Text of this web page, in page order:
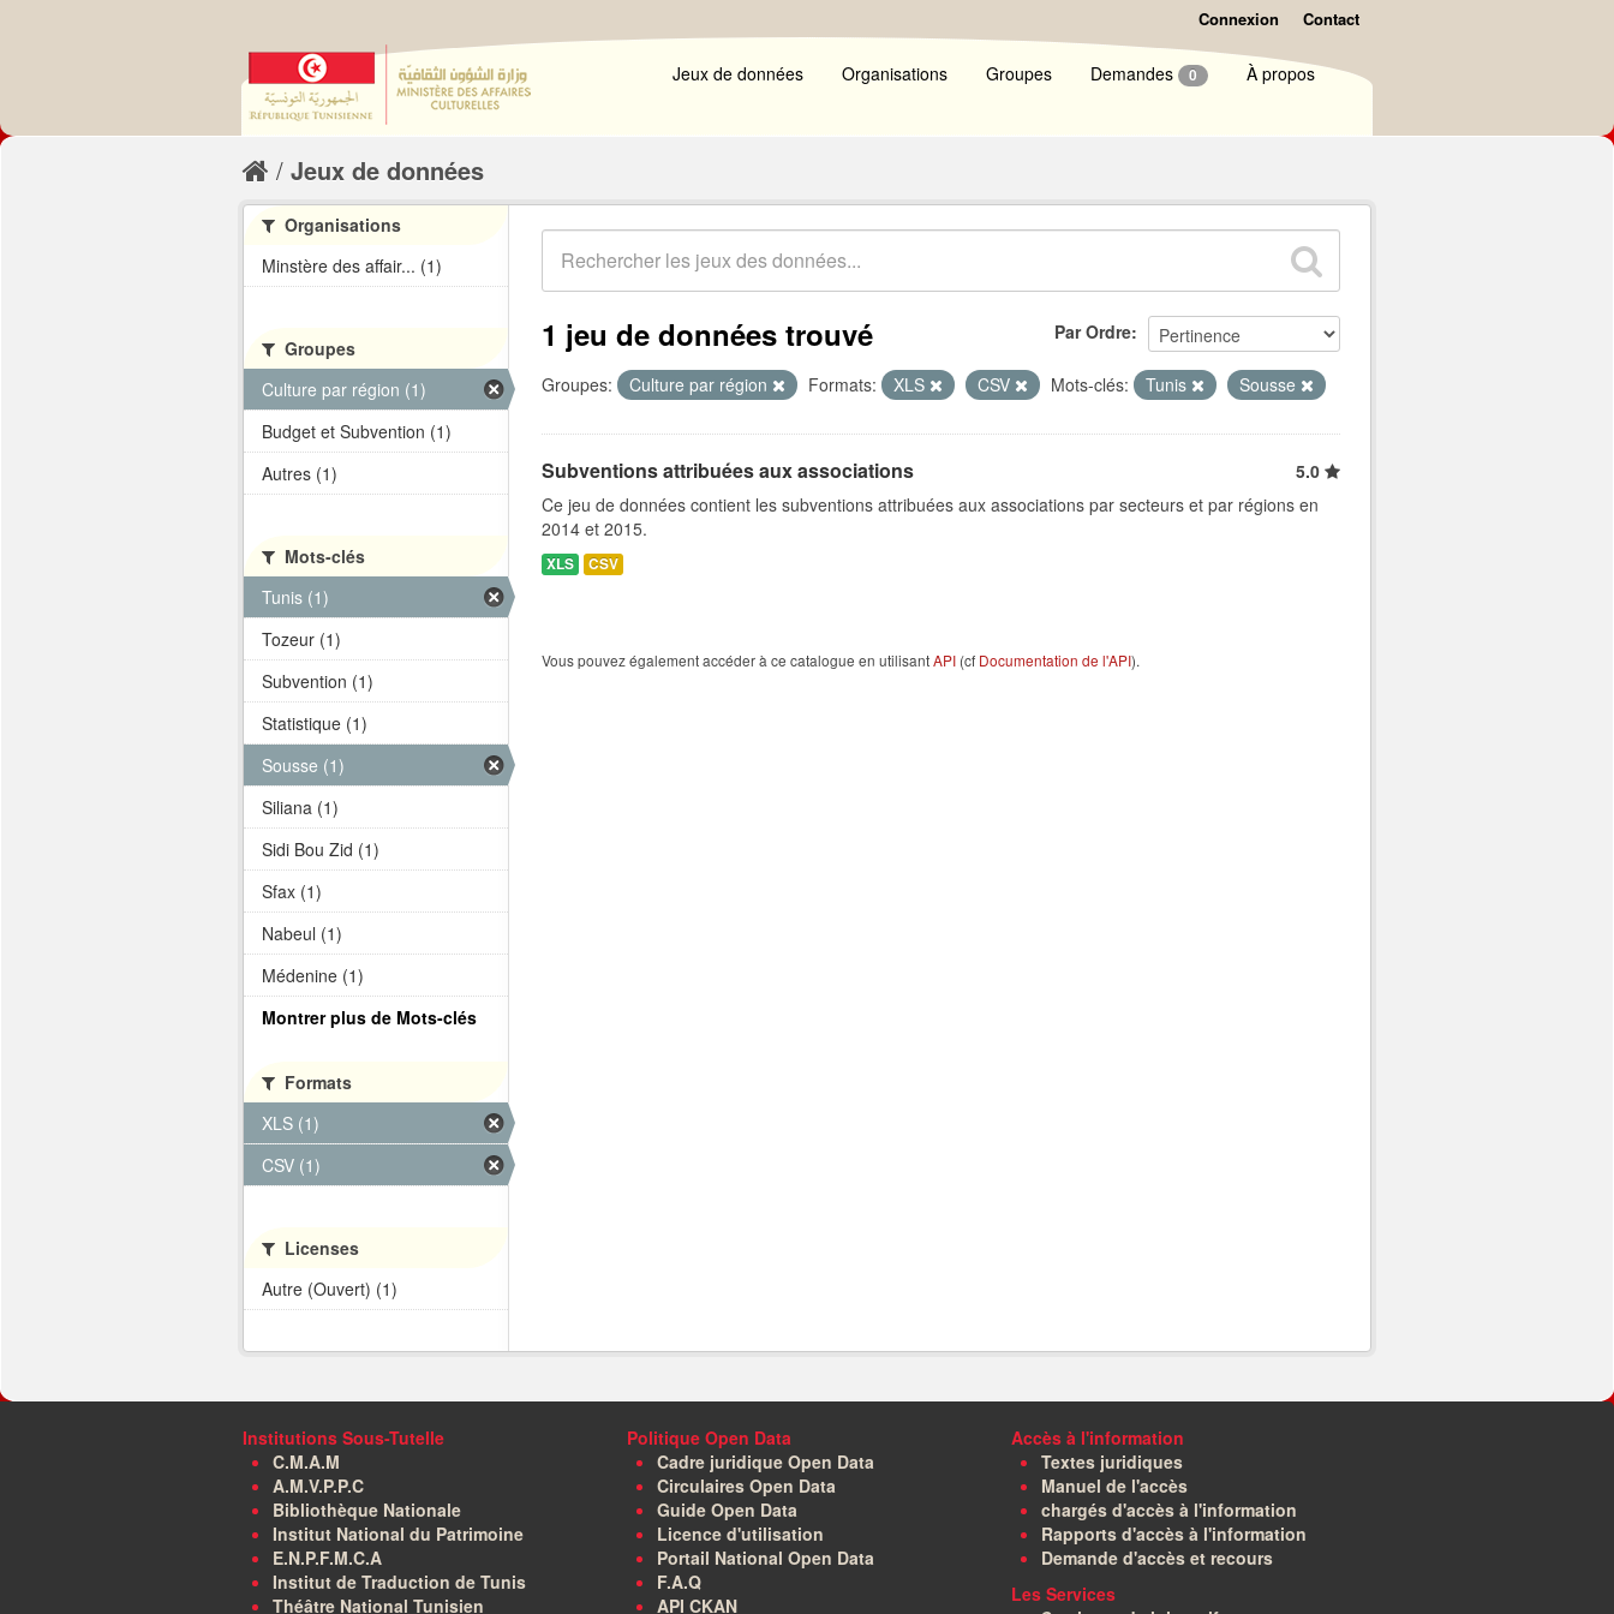
Connexion Contact
Jeux de données Organisations Groupes Demandes 0 À propos
Jeux de données
Par Ordre
1 jeu de données trouvé
Groupes: Culture par région Formats: XLS CSV Mots-clés: Tunis Sousse
Subventions attribuées aux associations
5.0
Ce jeu de données contient les subventions attribuées aux associations par secteurs et par régions en
2014 et 2015.
XLS CSV
Vous pouvez également accéder à ce catalogue en utilisantAPI (cf Documentation de l'API).
Organisations
Minstère des affair... (1)
Groupes
Culture par région (1)
Budget et Subvention (1)
Autres (1)
Mots-clés
Tunis (1)
Tozeur (1)
Subvention (1)
Statistique (1)
Sousse (1)
Siliana (1)
Sidi Bou Zid (1)
Sfax (1)
Nabeul (1)
Médenine (1)
Montrer plus de Mots-clés
Formats
XLS (1)
CSV (1)
Licenses
Autre (Ouvert) (1)
Institutions Sous-Tutelle
C.M.A.M
A.M.V.P.P.C
Bibliothèque Nationale
Institut National du Patrimoine
E.N.P.F.M.C.A
Institut de Traduction de Tunis
Théâtre National Tunisien
Politique Open Data
Cadre juridique Open Data
Circulaires Open Data
Guide Open Data
Licence d'utilisation
Portail National Open Data
F.A.Q
API CKAN
Accès à l'information
Textes juridiques
Manuel de l'accès
chargés d'accès à l'information
Rapports d'accès à l'information
Demande d'accès et recours
Les Services